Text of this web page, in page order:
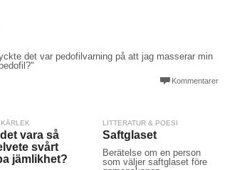
det var pedofilvarning på att jag masserar min
Kommentarer
vara så
svårt
jämlikhet?
LITTERATUR & POESI
Saftglaset
Berätelse om en person
som väljer saftglaset före